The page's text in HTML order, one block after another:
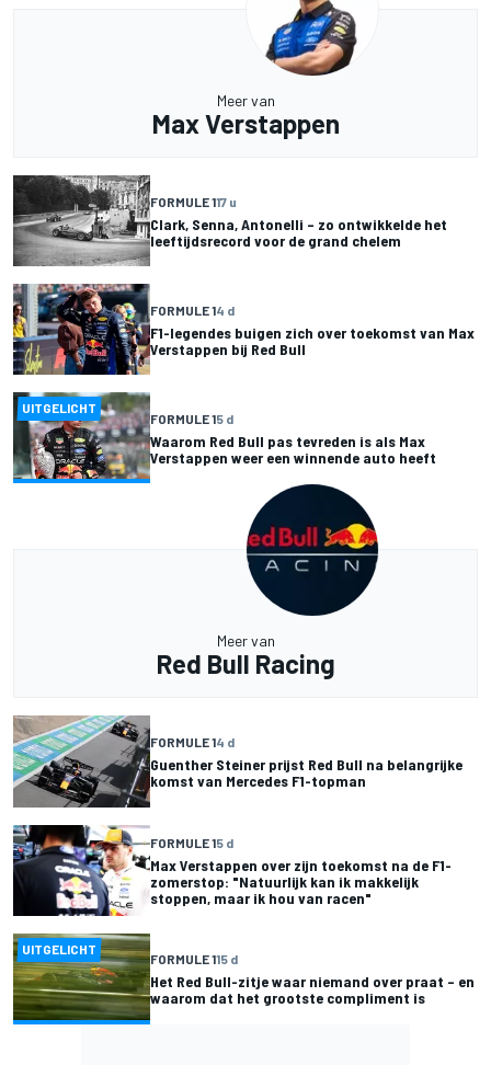
Meer van
Max Verstappen
FORMULE 117 u
Clark, Senna, Antonelli – zo ontwikkelde het
leeftijdsrecord voor de grand chelem
FORMULE 14 d
F1-legendes buigen zich over toekomst van Max
Verstappen bij Red Bull
UITGELICHT
FORMULE 15 d
Waarom Red Bull pas tevreden is als Max
Verstappen weer een winnende auto heeft
Meer van
Red Bull Racing
FORMULE 14 d
Guenther Steiner prijst Red Bull na belangrijke
komst van Mercedes F1-topman
FORMULE 15 d
Max Verstappen over zijn toekomst na de F1-
zomerstop: "Natuurlijk kan ik makkelijk
stoppen, maar ik hou van racen"
UITGELICHT
FORMULE 115 d
Het Red Bull-zitje waar niemand over praat – en
waarom dat het grootste compliment is